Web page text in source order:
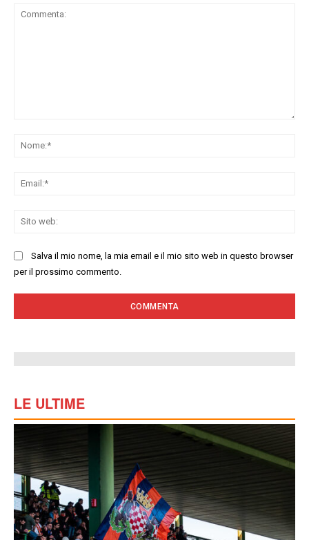
Salva il mio nome, la mia email e il mio sito web in questo browser
per il prossimo commento.
LE ULTIME